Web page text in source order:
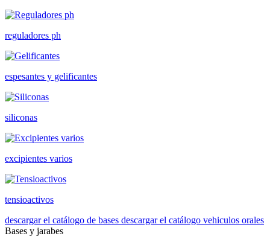
reguladores ph
espesantes y gelificantes
siliconas
excipientes varios
tensioactivos
descargar el catálogo de bases descargar el catálogo vehiculos orales
Bases y jarabes